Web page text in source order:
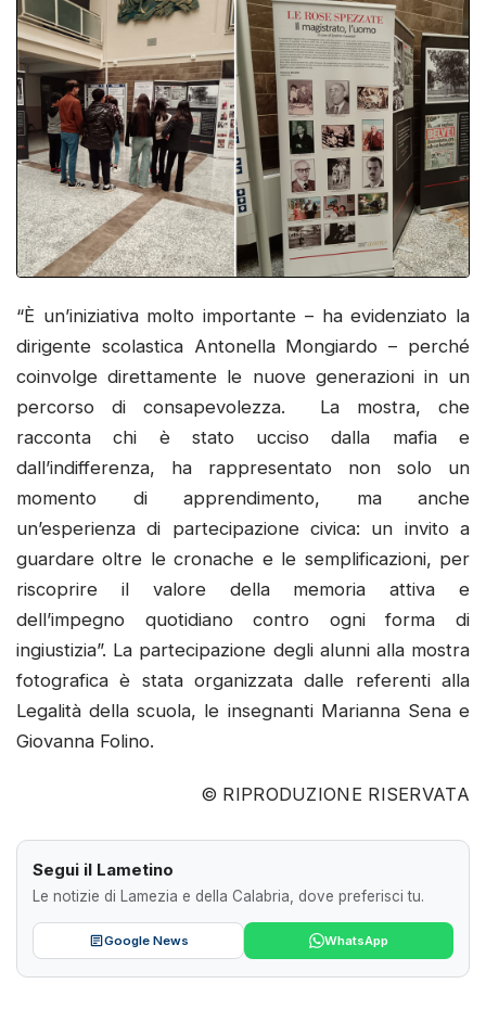
“È un’iniziativa molto importante – ha evidenziato la
dirigente scolastica Antonella Mongiardo – perché
coinvolge direttamente le nuove generazioni in un
percorso di consapevolezza. La mostra, che
racconta chi è stato ucciso dalla mafia e
dall’indifferenza, ha rappresentato non solo un
momento di apprendimento, ma anche
un’esperienza di partecipazione civica: un invito a
guardare oltre le cronache e le semplificazioni, per
riscoprire il valore della memoria attiva e
dell’impegno quotidiano contro ogni forma di
ingiustizia”. La partecipazione degli alunni alla mostra
fotografica è stata organizzata dalle referenti alla
Legalità della scuola, le insegnanti Marianna Sena e
Giovanna Folino.
© RIPRODUZIONE RISERVATA
Segui il Lametino
Le notizie di Lamezia e della Calabria, dove preferisci tu.
Google News WhatsApp